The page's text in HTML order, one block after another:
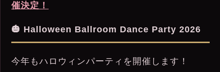
催決定！
🎃 Halloween Ballroom Dance Party 2026
今年もハロウィンパーティを開催します！